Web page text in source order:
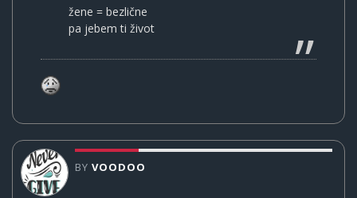
žene = bezlične
pa jebem ti život
BY VOODOO